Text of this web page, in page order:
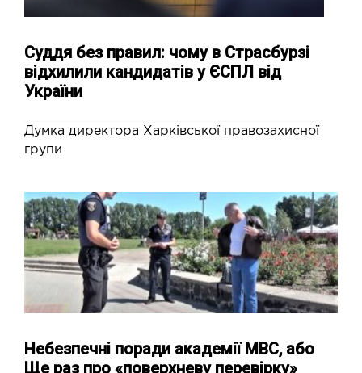
Суддя без правил: чому в Страсбурзі
відхилили кандидатів у ЄСПЛ від
України
Думка директора Харківської правозахисної
групи
Небезпечні поради академії МВС, або
Ще раз про «поверхневу перевірку»